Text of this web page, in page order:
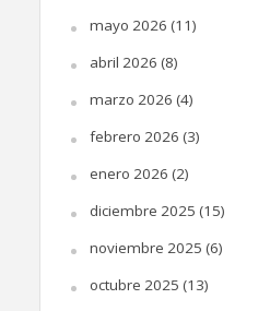
mayo 2026 (11)
abril 2026 (8)
marzo 2026 (4)
febrero 2026 (3)
enero 2026 (2)
diciembre 2025 (15)
noviembre 2025 (6)
octubre 2025 (13)